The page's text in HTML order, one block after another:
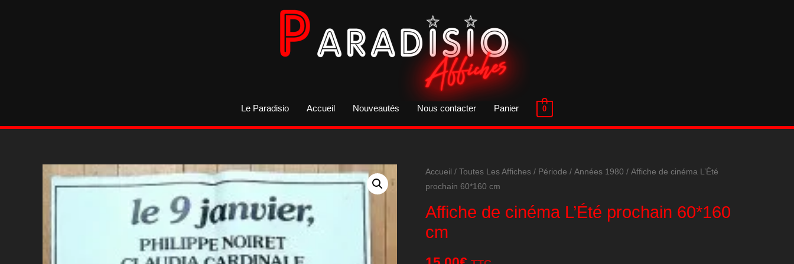
Le Paradisio Accueil Nouveautés Nous contacter Panier 0
Accueil / Toutes Les Affiches / Période / Années 1980 / Affiche de cinéma L’Été
prochain 60*160 cm
Affiche de cinéma L’Été prochain 60*160
cm